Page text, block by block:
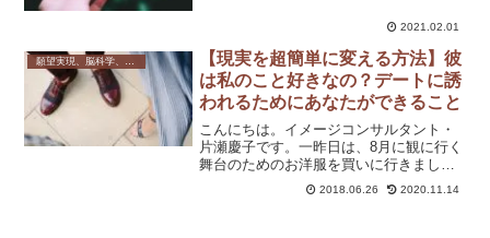
2021.02.01
願望実現、脳科学、心理学
【現実を超簡単に変える方法】彼
は私のこと好きなの？デートに誘
われるためにあなたができること
こんにちは。イメージコンサルタント・
片瀬慶子です。一昨日は、8月に観に行く
舞台のためのお洋服を買いに行きました
♡私は同じお芝居を2回見るって決めてま
す。で、1公演はチケットが取れたんです
2018.06.26 2020.11.14